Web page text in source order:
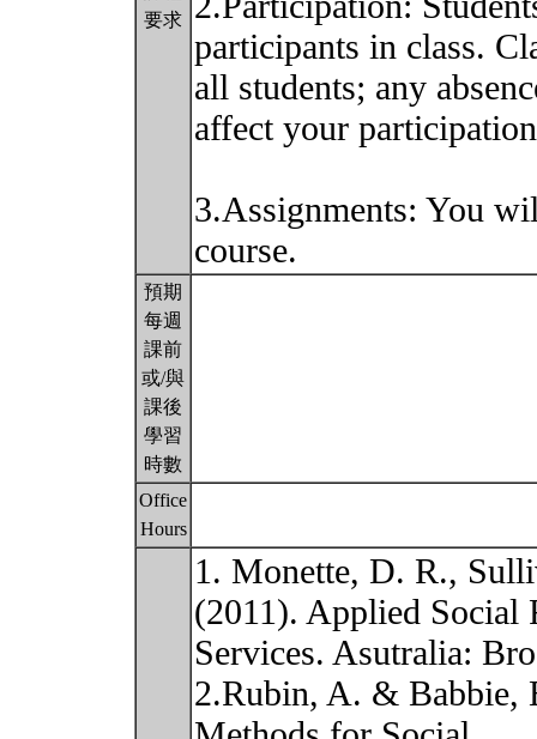
要求
participants in class.
all students; any
affect your
3.Assignments: You
course.
預期
每週
課前
或/與
課後
學習
時數
Office
Hours
1. Monette, D. R.,
(2011). Applied Social
Services. Asutralia:
2.Rubin, A. & Babbie,